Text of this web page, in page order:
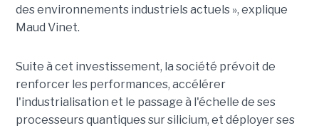
des environnements industriels actuels », explique
Maud Vinet.
Suite à cet investissement, la société prévoit de
renforcer les performances, accélérer
l'industrialisation et le passage à l'échelle de ses
processeurs quantiques sur silicium, et déployer ses